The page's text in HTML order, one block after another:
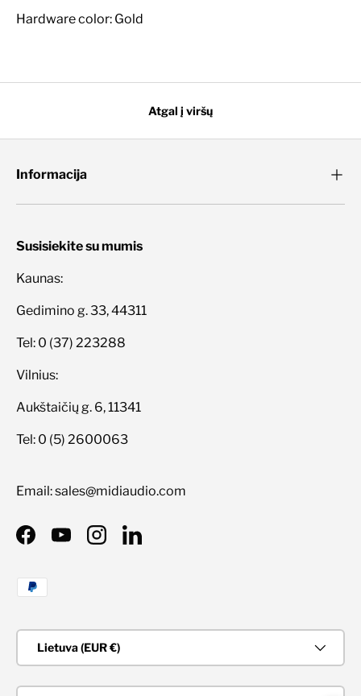
Hardware color: Gold
Atgal į viršų
Informacija
Susisiekite su mumis
Kaunas:
Gedimino g. 33, 44311
Tel: 0 (37) 223288
Vilnius:
Aukštaičių g. 6, 11341
Tel: 0 (5) 2600063
Email: sales@midiaudio.com
FacebookYouTubeInstagramLinkedIn
Priimami mokėjimo būdai
Lietuva (EUR €)